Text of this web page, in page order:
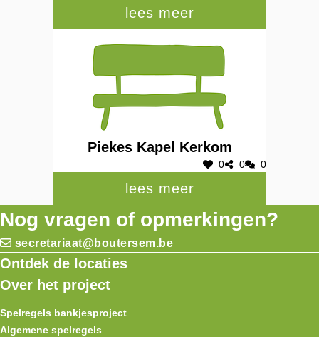
lees meer
Piekes Kapel Kerkom
0 0 0
lees meer
Nog vragen of opmerkingen?
secretariaat@boutersem.be
Ontdek de locaties
Over het project
Spelregels bankjesproject
Algemene spelregels